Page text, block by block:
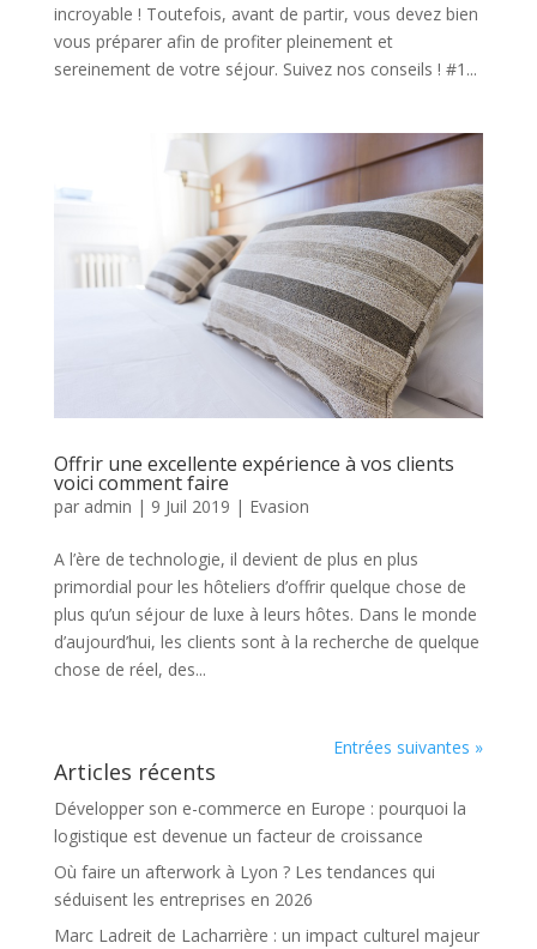
incroyable ! Toutefois, avant de partir, vous devez bien
vous préparer afin de profiter pleinement et
sereinement de votre séjour. Suivez nos conseils ! #1...
Offrir une excellente expérience à vos clients
voici comment faire
par admin | 9 Juil 2019 | Evasion
A l’ère de technologie, il devient de plus en plus
primordial pour les hôteliers d’offrir quelque chose de
plus qu’un séjour de luxe à leurs hôtes. Dans le monde
d’aujourd’hui, les clients sont à la recherche de quelque
chose de réel, des...
Entrées suivantes »
Articles récents
Développer son e-commerce en Europe : pourquoi la
logistique est devenue un facteur de croissance
Où faire un afterwork à Lyon ? Les tendances qui
séduisent les entreprises en 2026
Marc Ladreit de Lacharrière : un impact culturel majeur